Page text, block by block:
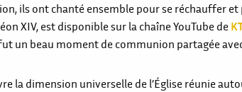
ils ont chanté ensemble pour se réchauffer et
XIV, est disponible sur la chaîne YouTube de
fut un beau moment de communion partagée
la dimension universelle de l’Église réunie